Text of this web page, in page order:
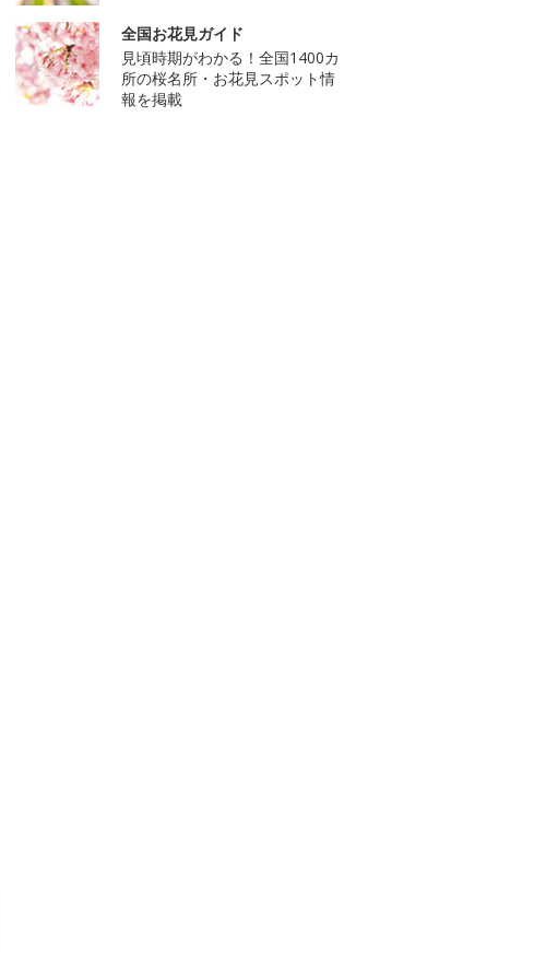
全国お花見ガイド
見頃時期がわかる！全国1400カ
所の桜名所・お花見スポット情
報を掲載